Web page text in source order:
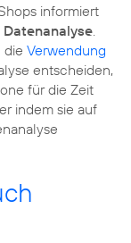
informiert
die Verwendung
entscheiden,
für die Zeit
indem sie auf